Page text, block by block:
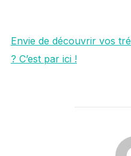
Envie de découvrir vos
? C’est par ici !
AUTEUR DE